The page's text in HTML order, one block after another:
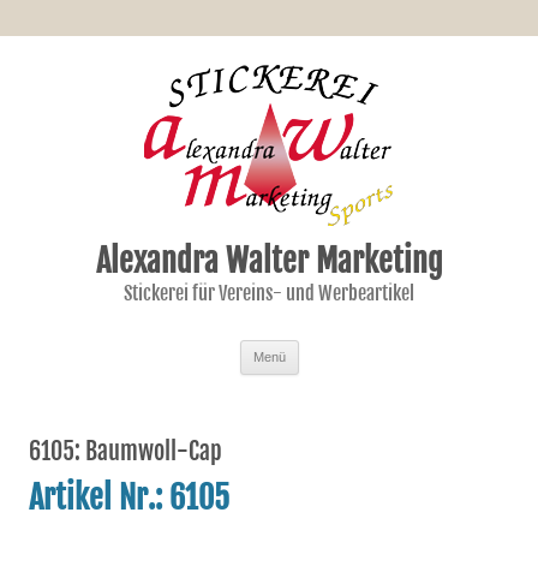
Alexandra Walter Marketing
Stickerei für Vereins- und Werbeartikel
Menü
6105: Baumwoll-Cap
Artikel Nr.: 6105